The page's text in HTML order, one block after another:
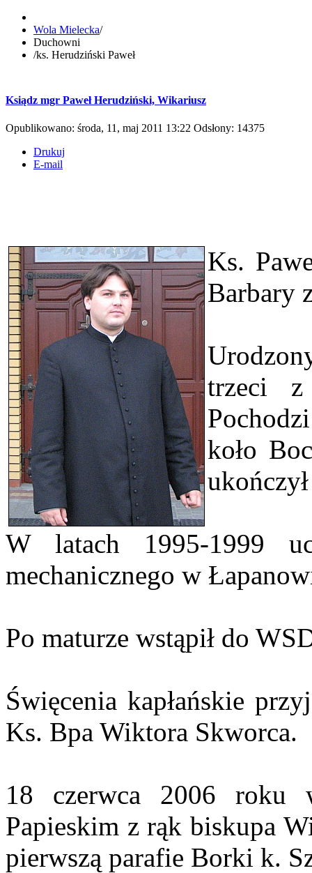
Wola Mielecka/
Duchowni
/ks. Herudziński Paweł
Ksiądz mgr Paweł Herudziński, Wikariusz
Opublikowano: środa, 11, maj 2011 13:22 Odsłony: 14375
Drukuj
E-mail
Ks.
Barbary
trzeci z
koło
W latach 1995-1999
mechanicznego w
Po maturze wstąpił do
Święcenia kapłańskie
Ks. Bpa Wiktora Skworca.
18 czerwca 2006 roku
Papieskim z rąk biskupa
pierwszą parafie Borki k.